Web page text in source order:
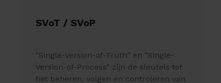
SVoT / SVoP
"Single-Version-of-Truth" en "Single-
Version-of-Process" zijn de sleutels tot
het beheren, volgen en controleren van